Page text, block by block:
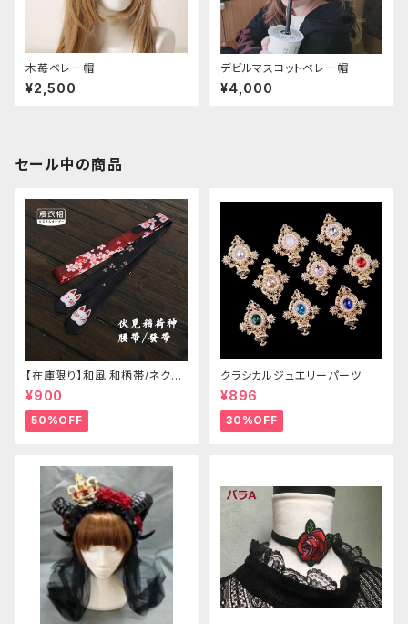
木苺ベレー帽
¥2,500
デビルマスコットベレー帽
¥4,000
セール中の商品
【在庫限り】和風 和柄帯/ネクタ
イ/リボン（狐面/金魚
¥900
50%OFF
クラシカルジュエリーパーツ
¥896
30%OFF